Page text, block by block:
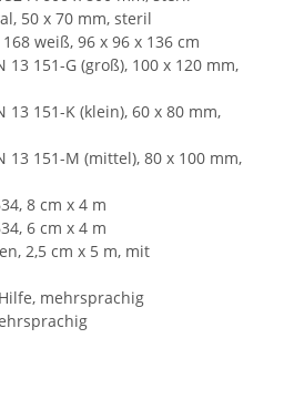
50 x 70 mm, steril
weiß, 96 x 96 x 136 cm
13 151-G (groß), 100 x 120 mm,
13 151-K (klein), 60 x 80 mm,
13 151-M (mittel), 80 x 100 mm,
8 cm x 4 m
6 cm x 4 m
2,5 cm x 5 m, mit
mehrsprachig